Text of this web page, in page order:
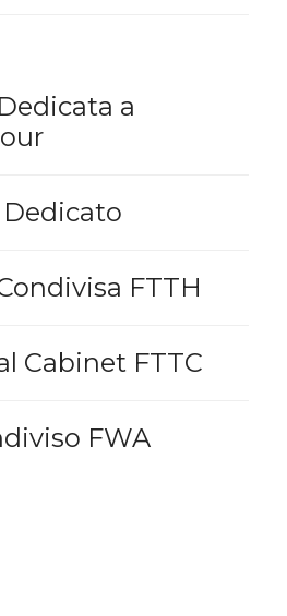
a
FTTH
Cabinet FTTC
FWA